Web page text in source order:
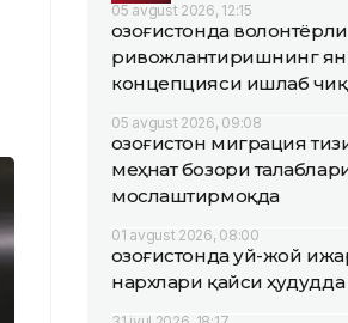
05 avgust 2026, 12:15
Қозоғистонда
ривожлантиришнинг
концепцияси ишлаб
05 avgust 2026, 09:08
Қозоғистон миграция
меҳнат бозори
мослаштирмоқда
01 avgust 2026, 08:00
Қозоғистонда уй-жой
нархлари қайси